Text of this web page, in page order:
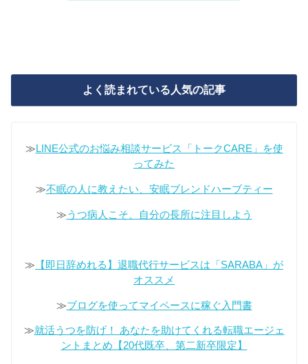
よく読まれている人気の記事
≫LINE公式のお悩み相談サービス「トークCARE」を使
ってみた
≫不眠の人に教えたい、安眠ブレンドハーブティー
≫うつ病人こそ、自分の長所に注目しよう
≫ 【即日辞めれる】退職代行サービスは「SARABA」が
オススメ
≫ブログを使ってマイペースに稼ぐ入門書
≫就活うつを防げ！ あなたを助けてくれる転職エージェ
ントまとめ【20代既卒、第二新卒限定】